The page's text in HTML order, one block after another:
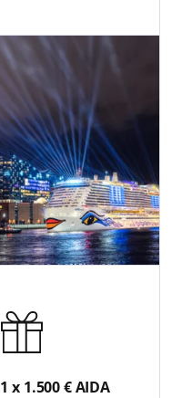
1 x 1.500 € AIDA